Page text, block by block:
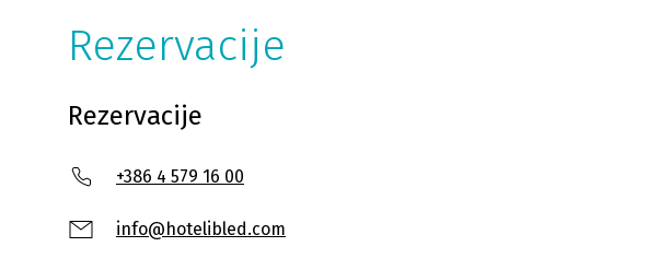
Rezervacije
Rezervacije
+386 4 579 16 00
info@hotelibled.com